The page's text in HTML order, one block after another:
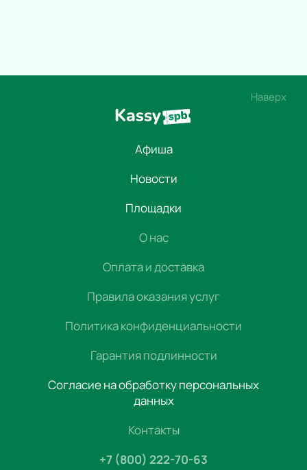
Наверх
Афиша
Новости
Площадки
О нас
Оплата и доставка
Правила оказания услуг
Политика конфиденциальности
Гарантия подлинности
Согласие на обработку персональных
данных
Контакты
+7 (800) 222-70-63